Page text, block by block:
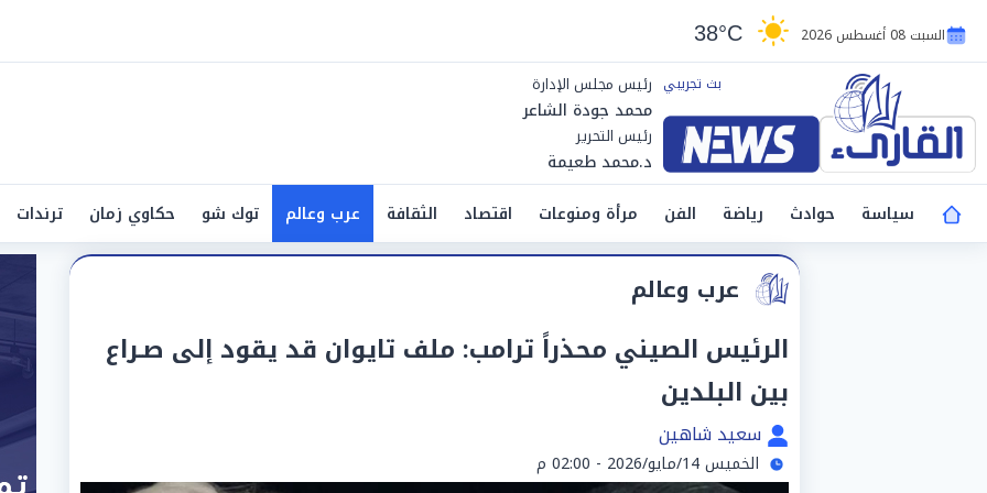
السبت 08 أغسطس 2026 38°C
رئيس مجلس الإدارة
محمد جودة الشاعر
رئيس التحرير
د.محمد طعيمة
سياسة
حوادث رياضة الفن مرأة ومنوعات اقتصاد الثقافة عرب وعالم توك شو حكاوي زمان ترندات
عرب وعالم
الرئيس الصيني محذراً ترامب: ملف تايوان قد يقود إلى صـراع
بين البلدين
سعيد شاهين
الخميس 14/مايو/2026 - 02:00 م